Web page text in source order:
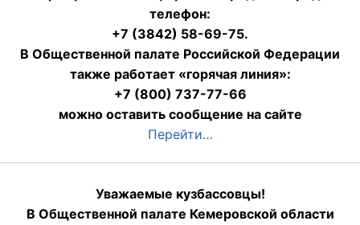
телефон:
+7 (3842) 58-69-75.
В Общественной палате Российской Федерации
также работает «горячая линия»:
+7 (800) 737-77-66
можно оставить сообщение на сайте
Перейти…
Уважаемые кузбассовцы!
В Общественной палате Кемеровской области